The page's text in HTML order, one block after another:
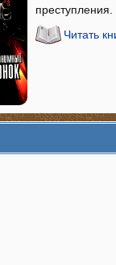
преступления.
Читать